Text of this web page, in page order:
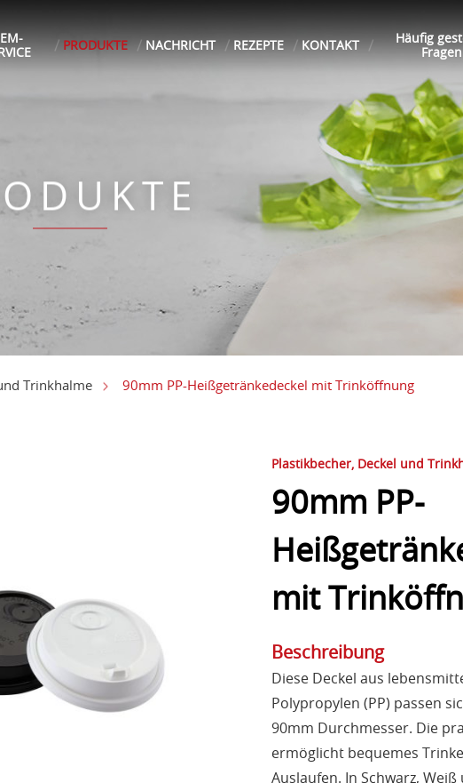
PRODUKTE NACHRICHT REZEPTE KONTAKT
Häufig
Fragen
Trinkhalme 90mm PP-Heißgetränkedeckel mit Trinköffnung
Plastikbecher, Deckel und
90mm PP-
mit
Beschreibung
Diese Deckel aus
Polypropylen (PP) passen
90mm Durchmesser. Die
ermöglicht bequemes
Auslaufen. In Schwarz,